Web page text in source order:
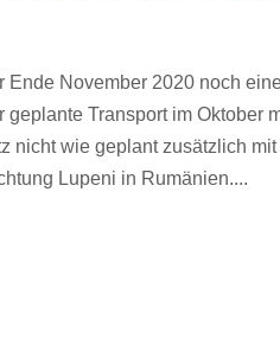
November 2020 noch
Transport im Oktober
nicht wie geplant zusätzlich
Lupeni in Rumänien....